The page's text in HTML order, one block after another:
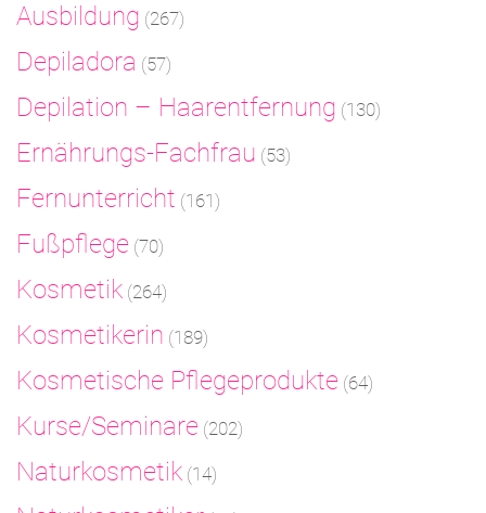
Ausbildung (267)
Depiladora (57)
Depilation – Haarentfernung (130)
Ernährungs-Fachfrau (53)
Fernunterricht (161)
Fußpflege (70)
Kosmetik (264)
Kosmetikerin (189)
Kosmetische Pflegeprodukte (64)
Kurse/Seminare (202)
Naturkosmetik (14)